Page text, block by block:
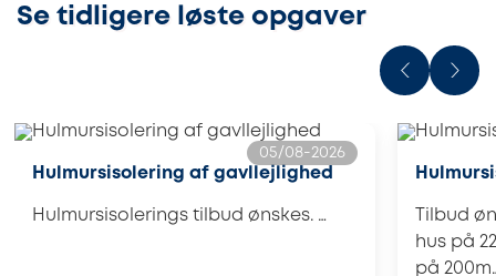
Se tidligere løste opgaver
05/08-2026
Hulmursisolering af gavllejlighed
Hulmursisolerings tilbud ønskes. …
Tilbud
hus på
på